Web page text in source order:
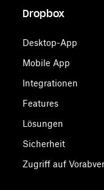
Dropbox
Desktop-App
Mobile App
Integrationen
Features
Lösungen
Sicherheit
Zugriff auf